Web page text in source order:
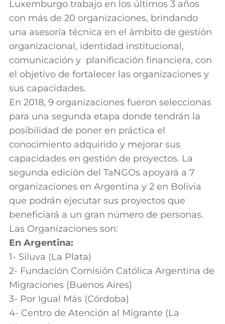
Luxemburgo trabajo en los últimos 3 años
con más de 20 organizaciones, brindando
una asesoría técnica en el ámbito de gestión
organizacional, identidad institucional,
comunicación y planificación financiera, con
el objetivo de fortalecer las organizaciones y
sus capacidades.
En 2018, 9 organizaciones fueron seleccionas
para una segunda etapa donde tendrán la
posibilidad de poner en práctica el
conocimiento adquirido y mejorar sus
capacidades en gestión de proyectos. La
segunda edición del TaNGOs apoyará a 7
organizaciones en Argentina y 2 en Bolivia
que podrán ejecutar sus proyectos que
beneficiará a un gran número de personas.
Las Organizaciones son:
En Argentina:
1- Siluva (La Plata)
2- Fundación Comisión Católica Argentina de
Migraciones (Buenos Aires)
3- Por Igual Más (Córdoba)
4- Centro de Atención al Migrante (La